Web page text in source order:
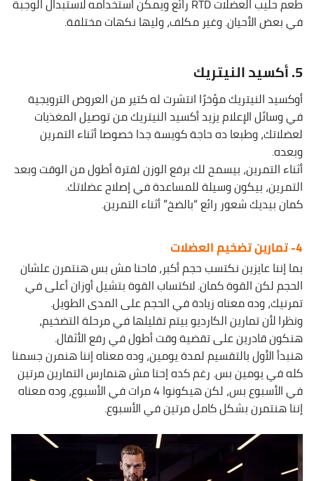
طعم حليب العضلات RTD رائع ويمكن استخدامه لاستبدال الوجبة
في بعض الأحيان. وغير مكلف، وليها نكهات مختلفة.
5. أكسيد النيتريك
أوكسيد النيتريك مؤخرًا انتشرت له كتير من العروض الترويجية
في وسائل الإعلام يزيد أكسيد النيتريك من توصيل المغذيات
لعضلاتك، وطبعا ده حاجة كويسة جدا خصوصا أثناء التمرين
وبعده.
أثناء التمرين، بيسمح لك برفع الوزن لفترة أطول من الوقت وبعد
التمرين، بيكون وسيلة للمساعدة في إصلاح عضلاتك.
كمان بيديك شعور رائع “بالضخ” أثناء التمرين.
4- تمارين تضخيم العضلات
بما إننا عايزين نكتسب حجم أكبر، فاحنا مش بس هنتمرن علشان
الحجم لكن القوة كمان. لاكتساب القوة بتشيل أوزان أعلى في
تمرنيك، وده معناه زيادة في الحجم على المدى الطويل.
ونظرا لأن تمارين الكارديو بيتم تقليلها في مرحلة التضخيم،
هنكون قادرين على تقضية وقت أطول في رفع الأثقال.
هنبدأ الأول بالتقسيم لمدة يومين، وده معناه إننا هنمرن جسمنا
كله في يومين بس. رغم كده إحنا مش هنمارس التمارين مرتين
في الأسبوع بس، لكن هيكونوا 4 مرات في الأسبوع، وده معناه
إننا هنتمرن بشكل كامل مرتين في الأسبوع.